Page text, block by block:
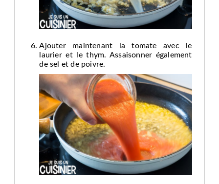
Ajouter maintenant la tomate avec le
laurier et le thym. Assaisonner également
de sel et de poivre.